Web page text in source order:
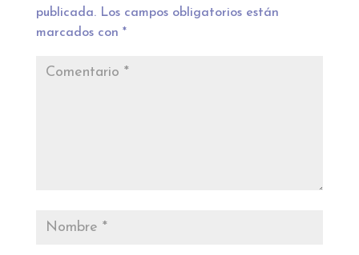
publicada. Los campos obligatorios están
marcados con *